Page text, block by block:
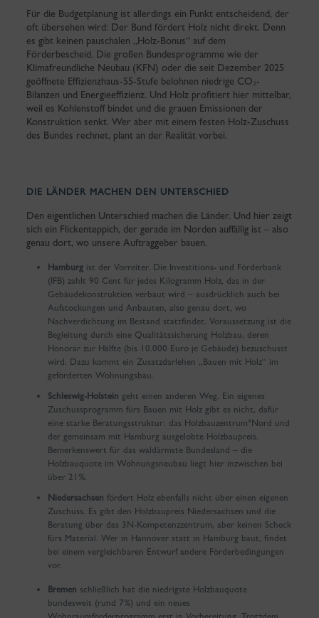
Für die Budgetplanung ist allerdings ein Punkt entscheidend, der
oft übersehen wird: Der Bund fördert Holz nicht direkt. Denn
es gibt keinen pauschalen „Holz-Bonus“ auf dem
Förderbescheid. Die großen Bundesprogramme wie der
Klimafreundliche Neubau (KFN) oder die seit Dezember 2025
geöffnete Effizienzhaus-55-Stufe belohnen niedrige CO₂-
Bilanzen und Energieeffizienz. Und Holz profitiert hier mittelbar,
weil es Kohlenstoff bindet und die grauen Emissionen der
Konstruktion senkt. Wer aber mit einem festen Holz-Zuschuss
des Bundes rechnet, plant an der Realität vorbei.
DIE LÄNDER MACHEN DEN UNTERSCHIED
Den eigentlichen Unterschied machen die Länder. Und hier zeigt
sich ein Flickenteppich, der gerade im Norden auffällig ist – also
genau dort, wo unsere Auftraggeber bauen.
Hamburg ist der Vorreiter. Die Investitions- und Förderbank
(IFB) zahlt 90 Cent für jedes Kilogramm Holz, das in der
Gebäudekonstruktion verbaut wird – ausdrücklich auch bei
Aufstockungen und Anbauten, also genau dort, wo
Nachverdichtung im Bestand stattfindet. Voraussetzung ist die
Begleitung durch eine Qualitätssicherung Holzbau, deren
Honorar zur Hälfte (bis 10.000 Euro je Gebäude) bezuschusst
wird. Dazu kommt ein Zusatzdarlehen „Bauen mit Holz“ im
geförderten Wohnungsbau.
Schleswig-Holstein geht einen anderen Weg. Ein eigenes
Zuschussprogramm fürs Bauen mit Holz gibt es nicht, dafür
eine starke Beratungsstruktur: das Holzbauzentrum*Nord und
der gemeinsam mit Hamburg ausgelobte Holzbaupreis.
Bemerkenswert für das waldärmste Bundesland – die
Holzbauquote im Wohnungsneubau liegt hier inzwischen bei
über 21%.
Niedersachsen fördert Holz ebenfalls nicht über einen eigenen
Zuschuss. Es gibt den Holzbaupreis Niedersachsen und die
Beratung über das 3N-Kompetenzzentrum, aber keinen Scheck
fürs Material. Wer in Hannover statt in Hamburg baut, findet
bei einem vergleichbaren Entwurf andere Förderbedingungen
vor.
Bremen schließlich hat die niedrigste Holzbauquote
bundesweit (rund 7%) und ein neues